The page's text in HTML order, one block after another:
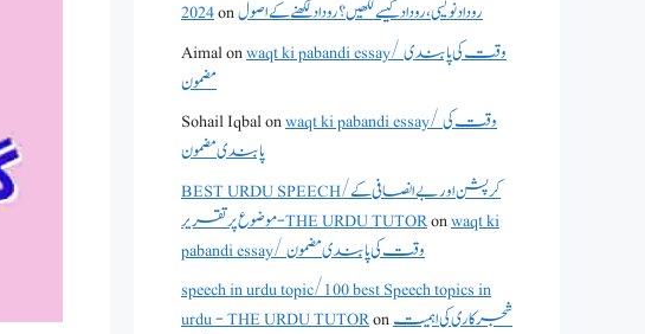
2024onروداد نویسی ،روداد کیسے لکھیں؟ روداد لکھنے کے اصول
Aimalonwaqt ki pabandi essay/ وقت کی پابندی
مضمون
Sohail Iqbalonwaqt ki pabandi essay/ وقت کی
پابندی مضمون
BEST URDU SPEECH/کرپشن اور بے انصافی کے
موضوع پر تقریر - THE URDU TUTORonwaqt ki
pabandi essay/ وقت کی پابندی مضمون
speech in urdu topic/100 best Speech topics in
urdu - THE URDU TUTORonشجرکاری کی اہمیت